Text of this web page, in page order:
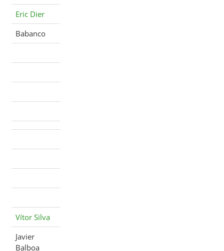
Eric Dier
Babanco
Vítor Silva
Javier
Balboa